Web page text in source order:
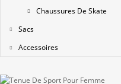
Chaussures De Skate
Sacs
Accessoires